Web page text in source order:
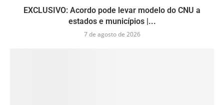
EXCLUSIVO: Acordo pode levar modelo do CNU a
estados e municípios |...
7 de agosto de 2026